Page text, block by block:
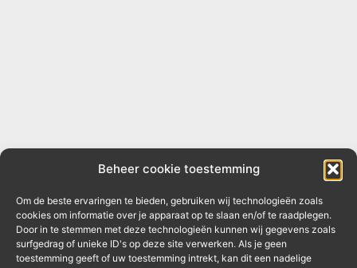
Beheer cookie toestemming
Om de beste ervaringen te bieden, gebruiken wij technologieën zoals
cookies om informatie over je apparaat op te slaan en/of te raadplegen.
Door in te stemmen met deze technologieën kunnen wij gegevens zoals
surfgedrag of unieke ID's op deze site verwerken. Als je geen
toestemming geeft of uw toestemming intrekt, kan dit een nadelige